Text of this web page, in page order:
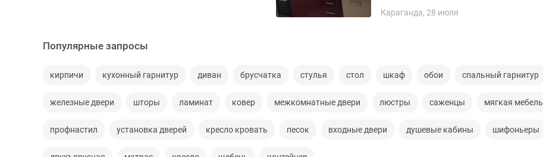
Караганда, 28 июля
Популярные запросы
кирпичи кухонный гарнитур диван брусчатка стулья стол шкаф обои спальный гарнитур
железные двери шторы ламинат ковер межкомнатные двери люстры саженцы мягкая мебель
профнастил установка дверей кресло кровать песок входные двери душевые кабины шифоньеры